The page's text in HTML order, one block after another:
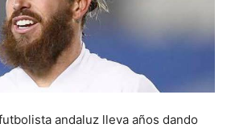
andaluz lleva años dando